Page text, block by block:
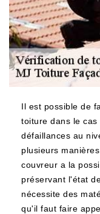
Il est possible de
toiture dans le
défaillances au
plusieurs
couvreur a la
préservant l'état
nécessite des
qu'il faut faire